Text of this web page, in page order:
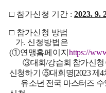
□ 참가신청 기간 : 2023. 9.
□ 참가신청 방법
가. 신청방법은
(①연맹홈페이지 https://
③대회/강습회 참가신청
신청하기 ⑤대회명[2023제4
유소년 전국 마스터즈 수